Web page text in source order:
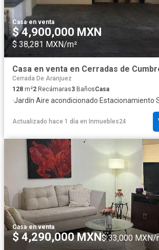
Casa·en venta
$ 4,900,000 MXN
$ 38,281 MXN/m²
Casa en venta en Cerradas de
Cerrada De Aranjuez
128 m²2 Recámaras3 BañosCasa
·Jardín·Aire acondicionado·Estacionamiento·
Actualizado hace 1 día en Inmuebles24
Casa·en venta
$ 4,290,000 MXN$ 33,000 MXN/